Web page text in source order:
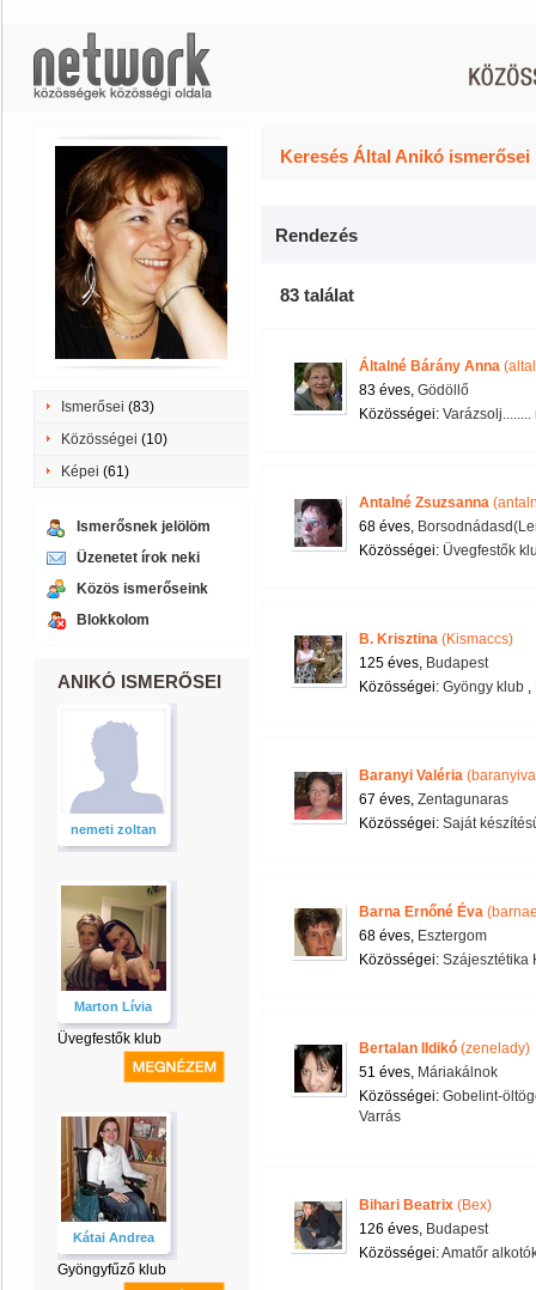
Ismerősei (83)
Közösségei (10)
Képei (61)
Ismerősnek jelölöm
Üzenetet írok neki
Közös ismerőseink
Blokkolom
ANIKÓ ISMERŐSEI
nemeti zoltan
Marton Lívia
Üvegfestők klub
Kátai Andrea
Gyöngyfűző klub
Keresés Által Anikó ismerősei
Rendezés
83 találat
Általné Bárány Anna
83 éves, Gödöllő
Közösségei:
Antalné Zsuzsanna
68 éves,
Közösségei: Üvegfestők
B. Krisztina (Kismaccs)
125 éves, Budapest
Közösségei: Gyöngy klub ,
Baranyi Valéria
67 éves, Zentagunaras
Közösségei: Saját
Barna Ernőné Éva
68 éves, Esztergom
Közösségei: Szájesztétika
Bertalan Ildikó (zenelady)
51 éves, Máriakálnok
Közösségei: Gobelint-
Varrás
Bihari Beatrix (Bex)
126 éves, Budapest
Közösségei:Amatőr